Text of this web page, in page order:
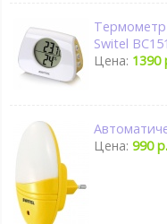
Switel BC151
Цена: 1390
Цена:990 р.